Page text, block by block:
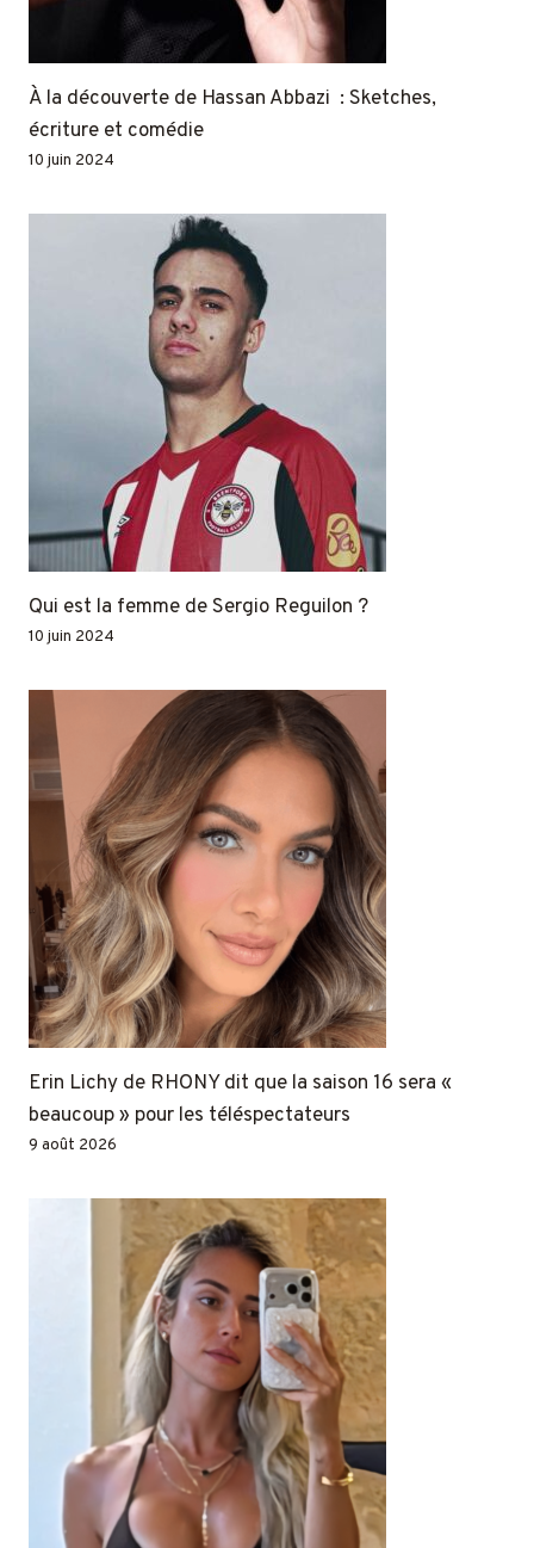
À la découverte de Hassan Abbazi : Sketches,
écriture et comédie
10 juin 2024
Qui est la femme de Sergio Reguilon ?
10 juin 2024
Erin Lichy de RHONY dit que la saison 16 sera «
beaucoup » pour les téléspectateurs
9 août 2026